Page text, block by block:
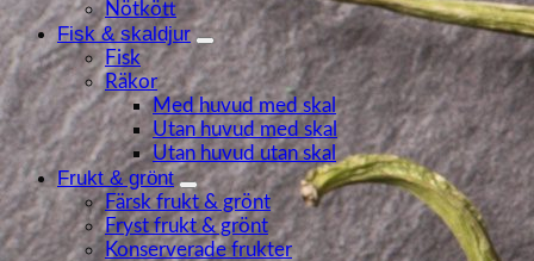
Nötkött
Fisk & skaldjur
Fisk
Räkor
Med huvud med skal
Utan huvud med skal
Utan huvud utan skal
Frukt & grönt
Färsk frukt & grönt
Fryst frukt & grönt
Konserverade frukter